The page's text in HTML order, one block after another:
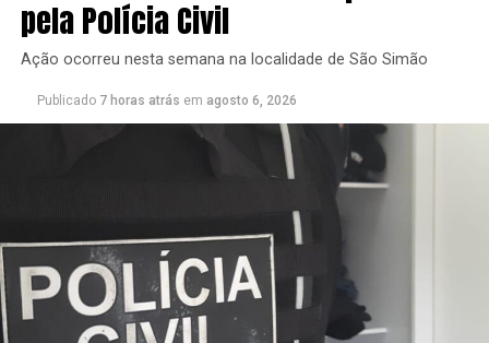
pela Polícia Civil
Ação ocorreu nesta semana na localidade de São Simão
Publicado 7 horas atrás em agosto 6, 2026